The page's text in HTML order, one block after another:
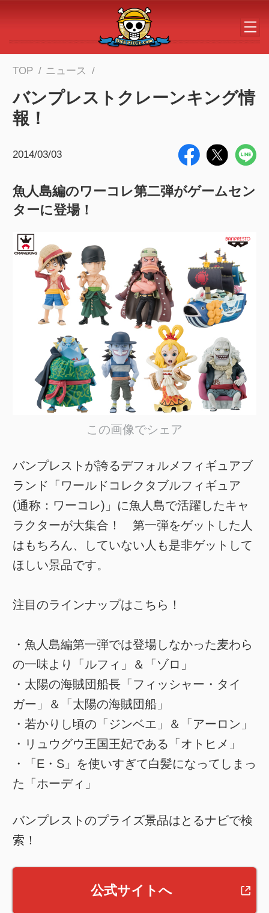
メインコンテンツへスキップする
TOP ニュース
バンプレストクレーンキング情
報！
2014/03/03
魚人島編のワーコレ第二弾がゲームセン
ターに登場！
この画像でシェア
バンプレストが誇るデフォルメフィギュアブ
ランド「ワールドコレクタブルフィギュア
(通称：ワーコレ)」に魚人島で活躍したキャ
ラクターが大集合！ 第一弾をゲットした人
はもちろん、していない人も是非ゲットして
ほしい景品です。
注目のラインナップはこちら！
・魚人島編第一弾では登場しなかった麦わら
の一味より「ルフィ」＆「ゾロ」
・太陽の海賊団船長「フィッシャー・タイ
ガー」＆「太陽の海賊団船」
・若かりし頃の「ジンベエ」＆「アーロン」
・リュウグウ王国王妃である「オトヒメ」
・「E・S」を使いすぎて白髪になってしまっ
た「ホーディ」
バンプレストのプライズ景品はとるナビで検
索！
公式サイトへ